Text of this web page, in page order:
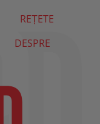
REȚETE
DESPRE